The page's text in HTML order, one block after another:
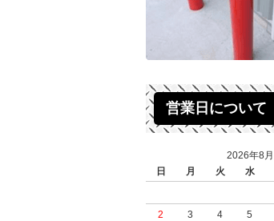
営業日について
2026年8月
日
月 火 水
2
3 4 5